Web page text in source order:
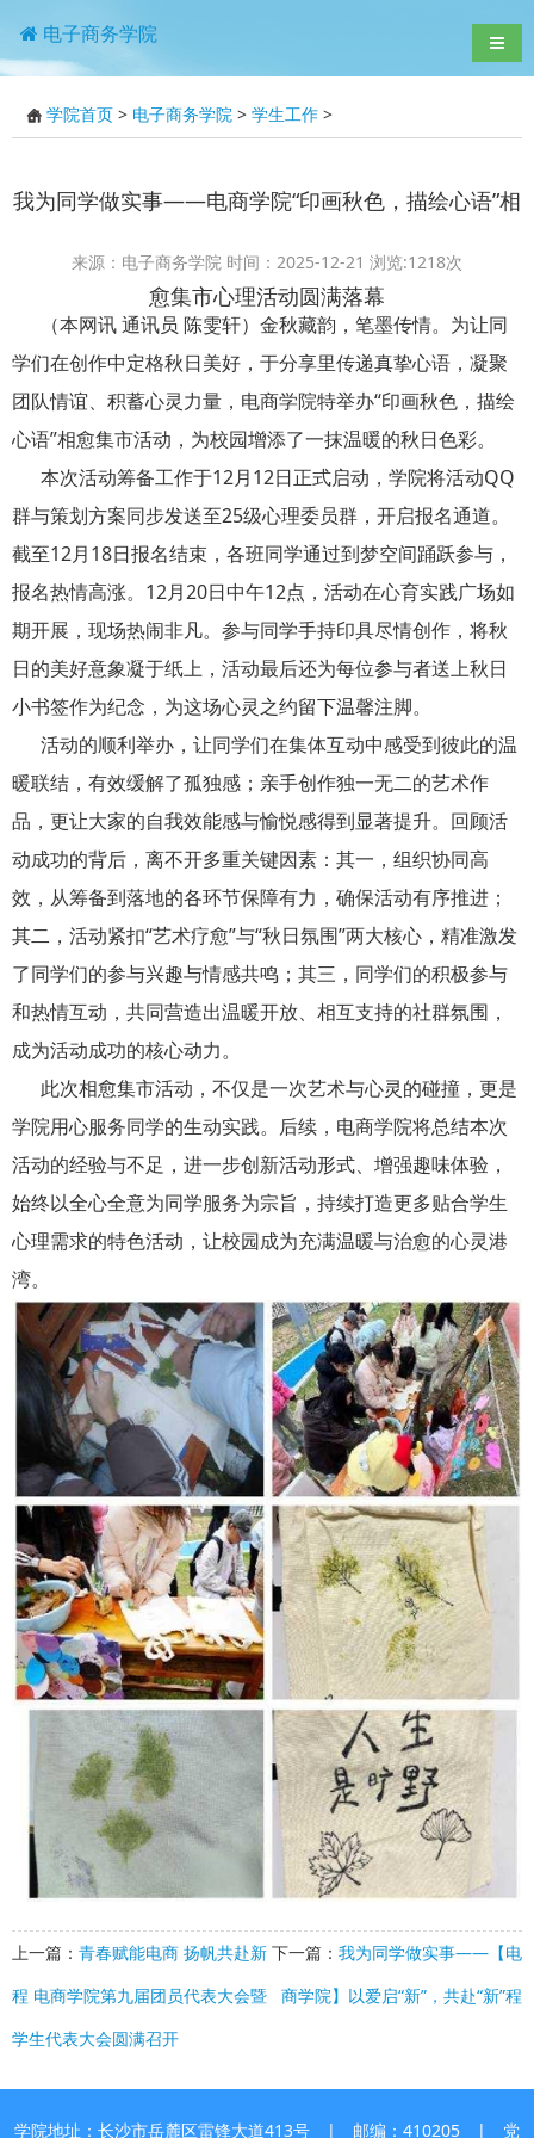
电子商务学院 导航
学院首页 > 电子商务学院 > 学生工作 >
我为同学做实事——电商学院“印画秋色，描绘心语”相
愈集市心理活动圆满落幕
来源：电子商务学院 时间：2025-12-21 浏览:1218次
（本网讯 通讯员 陈雯轩）金秋藏韵，笔墨传情。为让同
学们在创作中定格秋日美好，于分享里传递真挚心语，凝聚
团队情谊、积蓄心灵力量，电商学院特举办“印画秋色，描绘
心语”相愈集市活动，为校园增添了一抹温暖的秋日色彩。
本次活动筹备工作于12月12日正式启动，学院将活动QQ
群与策划方案同步发送至25级心理委员群，开启报名通道。
截至12月18日报名结束，各班同学通过到梦空间踊跃参与，
报名热情高涨。12月20日中午12点，活动在心育实践广场如
期开展，现场热闹非凡。参与同学手持印具尽情创作，将秋
日的美好意象凝于纸上，活动最后还为每位参与者送上秋日
小书签作为纪念，为这场心灵之约留下温馨注脚。
活动的顺利举办，让同学们在集体互动中感受到彼此的温
暖联结，有效缓解了孤独感；亲手创作独一无二的艺术作
品，更让大家的自我效能感与愉悦感得到显著提升。回顾活
动成功的背后，离不开多重关键因素：其一，组织协同高
效，从筹备到落地的各环节保障有力，确保活动有序推进；
其二，活动紧扣“艺术疗愈”与“秋日氛围”两大核心，精准激发
了同学们的参与兴趣与情感共鸣；其三，同学们的积极参与
和热情互动，共同营造出温暖开放、相互支持的社群氛围，
成为活动成功的核心动力。
此次相愈集市活动，不仅是一次艺术与心灵的碰撞，更是
学院用心服务同学的生动实践。后续，电商学院将总结本次
活动的经验与不足，进一步创新活动形式、增强趣味体验，
始终以全心全意为同学服务为宗旨，持续打造更多贴合学生
心理需求的特色活动，让校园成为充满温暖与治愈的心灵港
湾。
上一篇： 青春赋能电商 扬帆共赴新
程 电商学院第九届团员代表大会暨
学生代表大会圆满召开
下一篇： 我为同学做实事——【电
商学院】以爱启“新”，共赴“新”程
学院地址：长沙市岳麓区雷锋大道413号 | 邮编：410205 | 党